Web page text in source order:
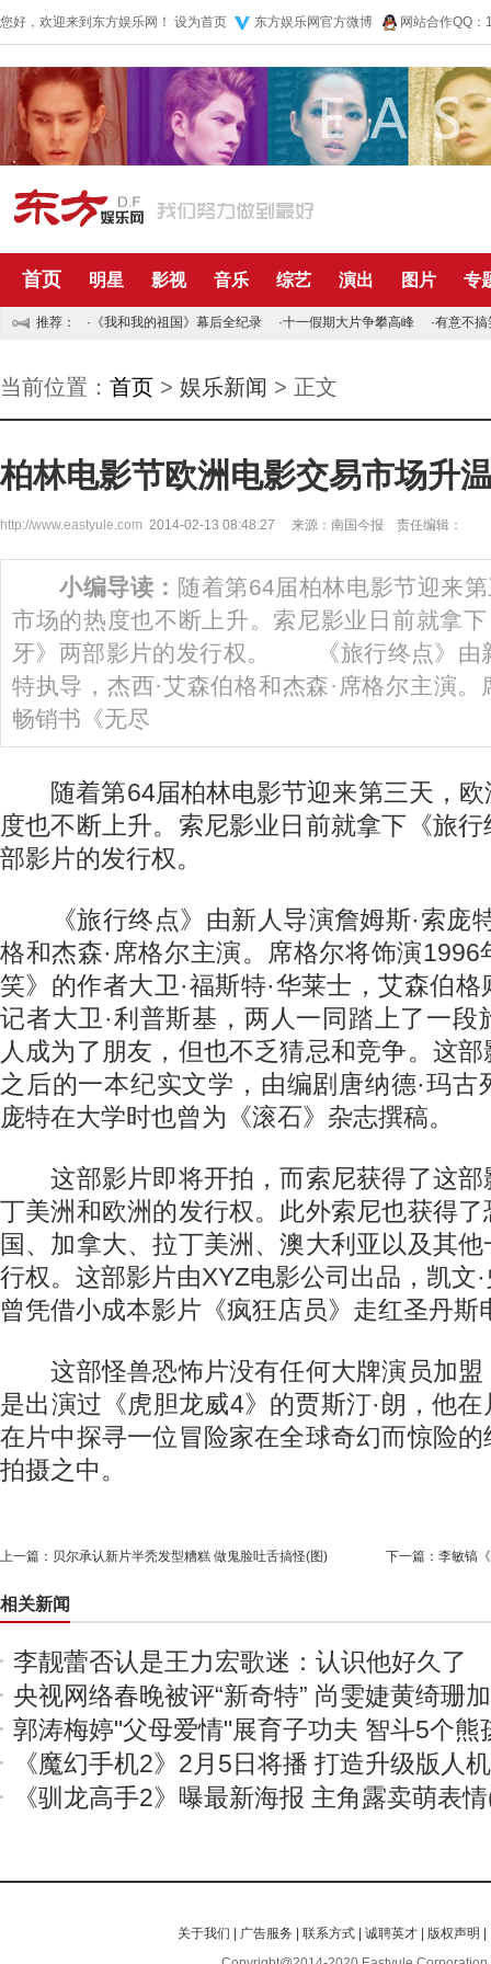
您好，欢迎来到东方娱乐网！ 设为首页 东方娱乐网官方微博 网站合作QQ
首页 明星 影视 音乐 综艺 演出 图片 专
推荐： · 《我和我的祖国》幕后全纪录 ·十一假期大片争攀高峰 ·有意不搞
当前位置： 首页 > 娱乐新闻 > 正文
柏林电影节欧洲电影交易市场升
http://www.eastyule.com 2014-02-13 08:48:27 来源：南国今报 责任编辑：
小编导读： 随着第64届柏林电影节迎来
市场的热度也不断上升。索尼影业日前就拿
牙》两部影片的发行权。 《旅行终点》由
特执导，杰西·艾森伯格和杰森·席格尔主演
畅销书《无尽
随着第64届柏林电影节迎来第三天，欧
度也不断上升。索尼影业日前就拿下《旅
部影片的发行权。
《旅行终点》由新人导演詹姆斯·索庞
格和杰森·席格尔主演。席格尔将饰演
笑》的作者大卫·福斯特·华莱士，艾森伯
记者大卫·利普斯基，两人一同踏上了一段
人成为了朋友，但也不乏猜忌和竞争。这
之后的一本纪实文学，由编剧唐纳德·玛古
庞特在大学时也曾为《滚石》杂志撰稿。
这部影片即将开拍，而索尼获得了这部
丁美洲和欧洲的发行权。此外索尼也获得
国、加拿大、拉丁美洲、澳大利亚以及其
行权。这部影片由XYZ电影公司出品，凯文
曾凭借小成本影片《疯狂店员》走红圣丹斯
这部怪兽恐怖片没有任何大牌演员加盟
是出演过《虎胆龙威4》的贾斯汀·朗，他
在片中探寻一位冒险家在全球奇幻而惊险
拍摄之中。
上一篇： 贝尔承认新片半秃发型糟糕 做鬼脸吐舌搞怪(图) 下一篇： 李敏镐
相关新闻
李靓蕾否认是王力宏歌迷：认识他好久了
央视网络春晚被评“新奇特” 尚雯婕黄绮珊
郭涛梅婷"父母爱情"展育子功夫 智斗5个熊
《魔幻手机2》2月5日将播 打造升级版人
《驯龙高手2》曝最新海报 主角露卖萌表
关于我们 广告服务 |联系方式 |诚聘英才 版权声明